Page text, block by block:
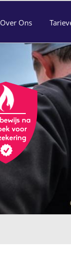
Over Ons